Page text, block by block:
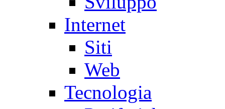
Internet
Siti
Web
Tecnologia